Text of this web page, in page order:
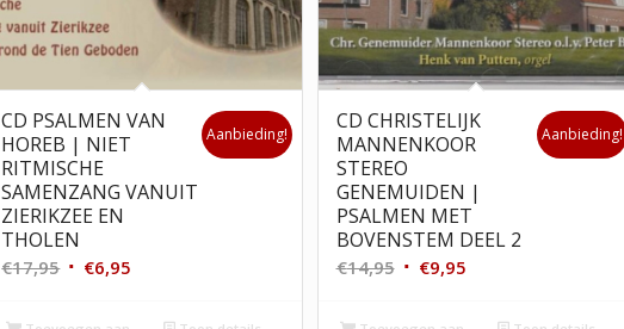
CD PSALMEN VAN
HOREB | NIET
RITMISCHE
SAMENZANG VANUIT
ZIERIKZEE EN
THOLEN
€17,95 Oorspronkelijke
was:
€6,95
Aanbieding!
CD CHRISTELIJK
MANNENKOOR
STEREO
GENEMUIDEN |
PSALMEN MET
BOVENSTEM DEEL 2
€14,95 Oorspronkelijke
was:
€9,95Huidige
Aanbieding!